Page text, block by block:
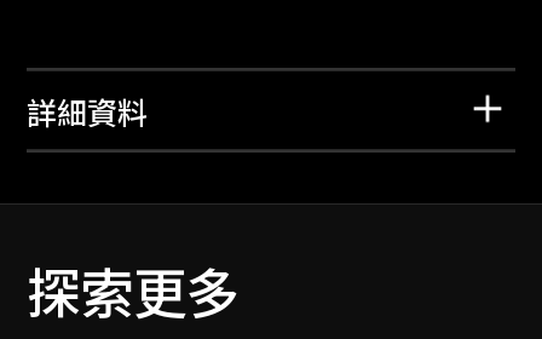
詳細資料
探索更多